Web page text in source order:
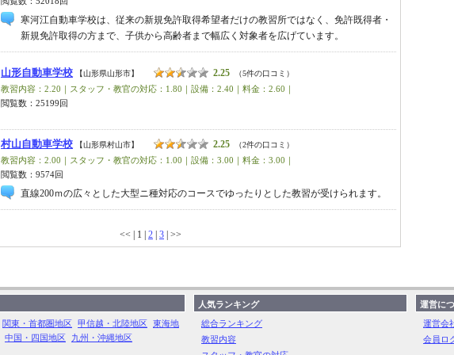
寒河江自動車学校は、従来の新規免許取得希望者だけの教習所ではなく、免許既得者・
新規免許取得の方まで、子供から高齢者まで幅広く対象者を広げています。
山形自動車学校 【山形県山形市】 2.25 （5件の口コミ）
教習内容：2.20｜スタッフ・教官の対応：1.80｜設備：2.40｜料金：2.60｜
閲覧数：25199回
村山自動車学校 【山形県村山市】 2.25 （2件の口コミ）
教習内容：2.00｜スタッフ・教官の対応：1.00｜設備：3.00｜料金：3.00｜
閲覧数：9574回
直線200ｍの広々とした大型ニ種対応のコースでゆったりとした教習が受けられます。
<< | 1 | 2 3 | >>
関東・首都圏地区 甲信越・北陸地区 東海地
中国・四国地区 九州・沖縄地区
人気ランキング
総合ランキング
教習内容
運営に
運営会
会員ロ